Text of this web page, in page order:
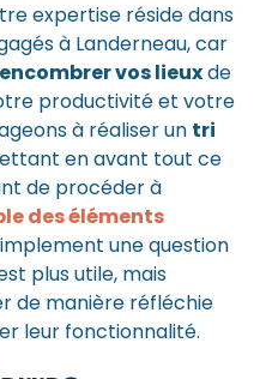
expertise réside dans
à Landerneau, car
vos lieuxde
productivité et votre
à réaliser un tri
en avant tout ce
de procéder à
des éléments
une question
plus utile, mais
de manière réfléchie
leur fonctionnalité.